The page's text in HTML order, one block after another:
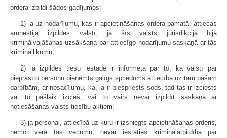
ordera izpildi šādos gadījumos:
1) ja uz nodarījumu, kas ir apcietināšanas ordera pamatā, attiecas
amnestija izpildes valstī, ja šīs valsts jurisdikcijā bija
kriminālvajāšanas uzsākšana par attiecīgo nodarījumu saskaņā ar tās
krimināllikumu;
2) ja izpildes tiesu iestāde ir informēta par to, ka valstī par
pieprasīto personu pieņemts galīgs spriedums attiecībā uz tām pašām
darbībām, ar nosacījumu, ka, ja ir piespriests sods, tad tas ir izciests
vai to pašlaik izcieš, vai to vairs nevar izpildīt saskaņā ar
notiesāšanas valsts tiesību aktiem;
3) ja personai, attiecībā uz kuru ir izsniegts apcietināšanas orderis,
ņemot vērā tās vecumu, nevar iestāties kriminālatbildība par